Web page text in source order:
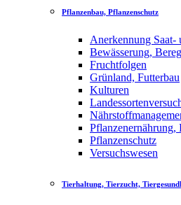
Pflanzenbau, Pflanzenschutz
Anerkennung Saat-
Bewässerung,
Fruchtfolgen
Grünland, Futterbau
Kulturen
Pflanzenernährung,
Pflanzenschutz
Versuchswesen
Tierhaltung, Tierzucht,